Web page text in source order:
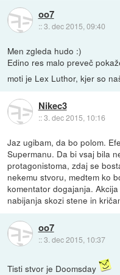
oo7
::3. dec 2015, 09:40
Men zgleda hudo :)
Edino res malo preveč
moti je Lex Luthor, kjer so
Nikec3
::3. dec 2015, 10:16
Jaz ugibam, da bo polom.
Supermanu. Da bi vsaj bila
protagonistoma, zdaj se
nekemu stvoru, medtem ko
komentator dogajanja.
nabijanja skozi stene in
oo7
::3. dec 2015, 10:37
Tisti stvor je Doomsday